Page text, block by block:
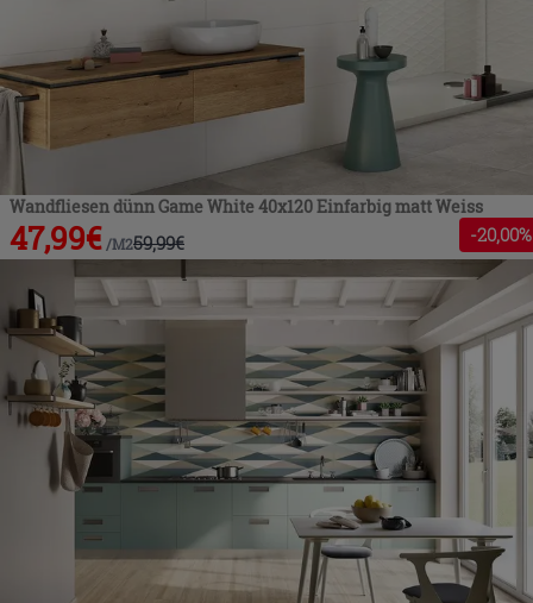
Wandfliesen dünn Game White 40x120 Einfarbig matt Weiss
47,99€ /M259,99€ -20,00%